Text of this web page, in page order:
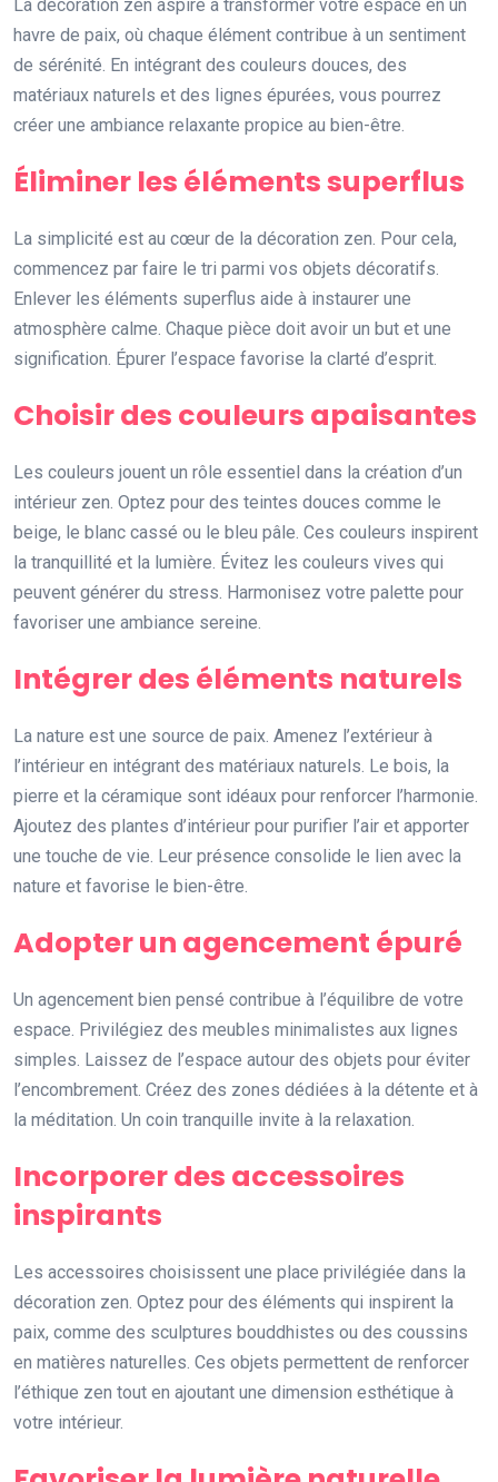
La décoration zen aspire à transformer votre espace en un
havre de paix, où chaque élément contribue à un sentiment
de sérénité. En intégrant des couleurs douces, des
matériaux naturels et des lignes épurées, vous pourrez
créer une ambiance relaxante propice au bien-être.
Éliminer les éléments superflus
La simplicité est au cœur de la décoration zen. Pour cela,
commencez par faire le tri parmi vos objets décoratifs.
Enlever les éléments superflus aide à instaurer une
atmosphère calme. Chaque pièce doit avoir un but et une
signification. Épurer l’espace favorise la clarté d’esprit.
Choisir des couleurs apaisantes
Les couleurs jouent un rôle essentiel dans la création d’un
intérieur zen. Optez pour des teintes douces comme le
beige, le blanc cassé ou le bleu pâle. Ces couleurs inspirent
la tranquillité et la lumière. Évitez les couleurs vives qui
peuvent générer du stress. Harmonisez votre palette pour
favoriser une ambiance sereine.
Intégrer des éléments naturels
La nature est une source de paix. Amenez l’extérieur à
l’intérieur en intégrant des matériaux naturels. Le bois, la
pierre et la céramique sont idéaux pour renforcer l’harmonie.
Ajoutez des plantes d’intérieur pour purifier l’air et apporter
une touche de vie. Leur présence consolide le lien avec la
nature et favorise le bien-être.
Adopter un agencement épuré
Un agencement bien pensé contribue à l’équilibre de votre
espace. Privilégiez des meubles minimalistes aux lignes
simples. Laissez de l’espace autour des objets pour éviter
l’encombrement. Créez des zones dédiées à la détente et à
la méditation. Un coin tranquille invite à la relaxation.
Incorporer des accessoires
inspirants
Les accessoires choisissent une place privilégiée dans la
décoration zen. Optez pour des éléments qui inspirent la
paix, comme des sculptures bouddhistes ou des coussins
en matières naturelles. Ces objets permettent de renforcer
l’éthique zen tout en ajoutant une dimension esthétique à
votre intérieur.